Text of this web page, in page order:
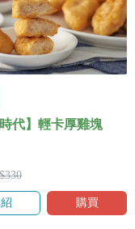
時代】輕卡厚雞塊
$330
購買